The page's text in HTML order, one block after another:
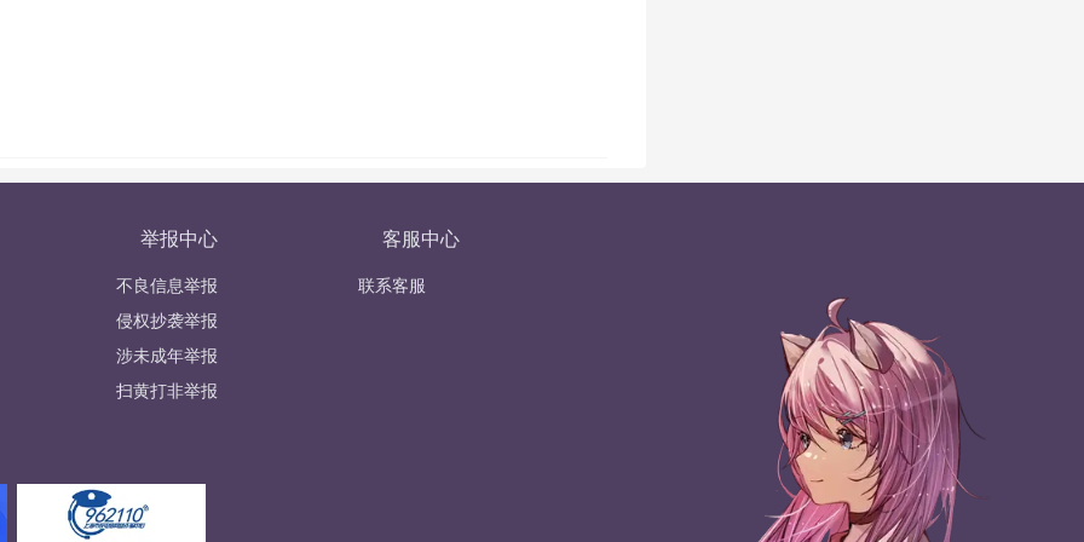
举报中心
不良信息举报
侵权抄袭举报
涉未成年举报
扫黄打非举报
客服中心
联系客服